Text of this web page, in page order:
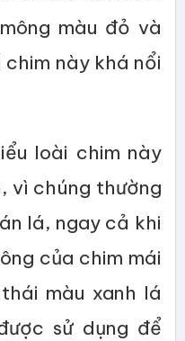
màu đỏ và
này khá nổi
loài chim này
vì chúng thường
lá, ngay cả khi
của chim mái
màu xanh lá
sử dụng để